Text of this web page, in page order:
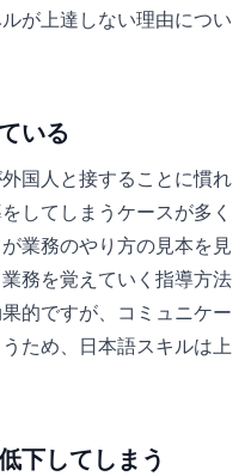
が上達しない理由につい
いる
国人と接することに慣れ
してしまうケースが多く
業務のやり方の見本を見
務を覚えていく指導方法
的ですが、コミュニケー
ため、日本語スキルは上
下してしまう